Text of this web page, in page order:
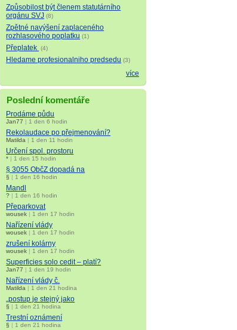
Způsobilost být členem statutárního
orgánu SVJ (8)
Zpětné navýšení zaplaceného
rozhlasového poplatku (1)
Přeplatek (4)
Hledame profesionalniho predsedu (3)
více
Poslední komentáře
Prodáme půdu
Jan77 | 1 den 6 hodin
Rekolaudace po přejmenování?
Matilda | 1 den 11 hodin
Určení spol. prostoru
* | 1 den 15 hodin
§ 3055 ObčZ dopadá na
§ | 1 den 16 hodin
Mandl
? | 1 den 16 hodin
Přeparkovat
wousek | 1 den 17 hodin
Nařízení vlády
wousek | 1 den 17 hodin
zrušení kolárny
wousek | 1 den 17 hodin
Superficies solo cedit – platí?
Jan77 | 1 den 19 hodin
Nařízení vlády č.
Matilda | 1 den 21 hodina
„postup je stejný jako
§ | 1 den 21 hodina
Trestní oznámení
§ 1 den 21 hodina